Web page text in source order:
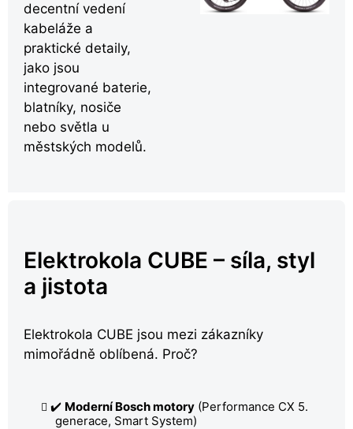
decentní vedení
kabeláže a
praktické detaily,
jako jsou
integrované baterie,
blatníky, nosiče
nebo světla u
městských modelů.
Elektrokola CUBE – síla, styl
a jistota
Elektrokola CUBE jsou mezi zákazníky
mimořádně oblíbená. Proč?
✔️ Moderní Bosch motory (Performance CX 5.
generace, Smart System)